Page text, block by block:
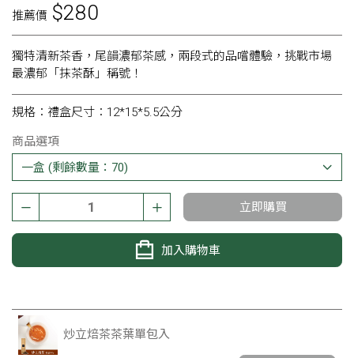
推薦價 $280
獨特清新茶香，尾韻濃郁茶感，兩段式的品嚐體驗，挑戰市場
最濃郁「抹茶酥」稱號！
規格：禮盒尺寸：12*15*5.5公分
商品選項
立即購買
加入購物車
炒立焙茶茶葉單包入